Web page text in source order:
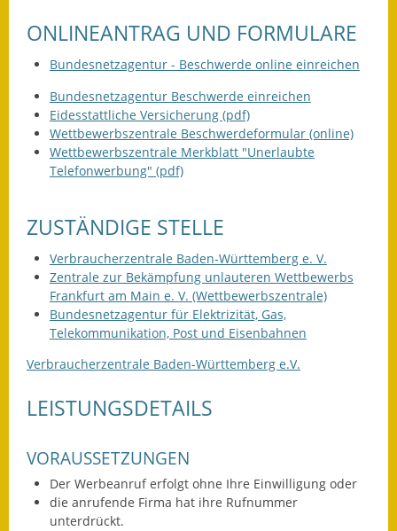
Behördenadressen
Beratungsstellen im
Landkreis
Dienstleistungen
Sitzungsberichte 2015
Sitzungsberichte 2016
Sitzungsberichte 2017
Sitzungsberichte 2018
Sitzungsberichte 2020
ONLINEANTRAG UND FORMULARE
Bundesnetzagentur - Beschwerde online einreichen
Bundesnetzagentur Beschwerde einreichen
Eidesstattliche Versicherung (pdf)
Wettbewerbszentrale Beschwerdeformular (online)
Wettbewerbszentrale Merkblatt "Unerlaubte
Telefonwerbung" (pdf)
ZUSTÄNDIGE STELLE
Verbraucherzentrale Baden-Württemberg e. V.
Zentrale zur Bekämpfung unlauteren Wettbewerbs
Frankfurt am Main e. V. (Wettbewerbszentrale)
Bundesnetzagentur für Elektrizität, Gas,
Telekommunikation, Post und Eisenbahnen
Verbraucherzentrale Baden-Württemberg e.V.
LEISTUNGSDETAILS
VORAUSSETZUNGEN
Der Werbeanruf erfolgt ohne Ihre Einwilligung oder
die anrufende Firma hat ihre Rufnummer
unterdrückt.